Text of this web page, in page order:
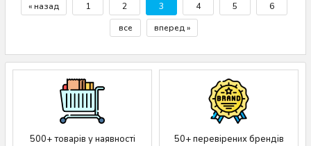
« назад 1 2 3 4 5
6
все
вперед »
500+ товарів у наявності 50+ перевірених брендів